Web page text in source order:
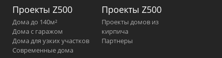
Проекты Z500
Дома до 140м²
Дома с гаражом
Дома для узких участков
Современные дома
Проекты Z500
Проекты домов из
кирпича
Партнеры